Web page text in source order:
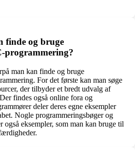
finde og bruge
programmering?
man kan finde og bruge
For det første kan man søge
der tilbyder et bredt udvalg af
findes også online fora og
deler deres egne eksempler
Nogle programmeringsbøger og
også eksempler, som man kan bruge til